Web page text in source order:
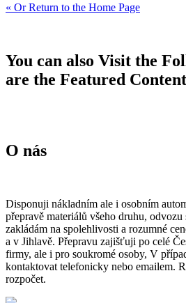
« Or Return to the Home Page
You can also Visit the
are the Featured
O nás
Disponuji nákladním ale i osobním
přepravě materiálů všeho druhu, odvozu
zakládám na spolehlivosti a rozumné
a v Jihlavě. Přepravu zajišťuji po celé
firmy, ale i pro soukromé osoby, V
kontaktovat telefonicky nebo emailem.
rozpočet.